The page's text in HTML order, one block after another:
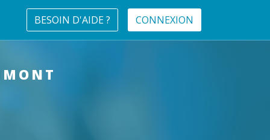
BESOIN D'AIDE ? CONNEXION